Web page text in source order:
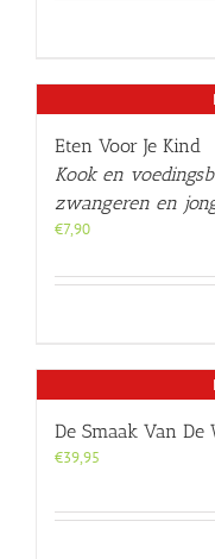
Eten Voor Je Kind
Kook en
zwangeren en
€7,90
De Smaak Van De
€39,95